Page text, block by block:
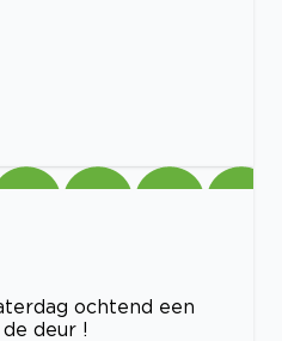
ochtend een
deur !